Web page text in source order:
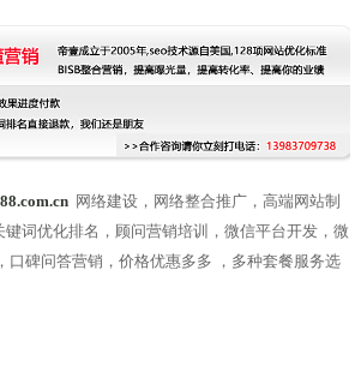
网络建设，网络整合推广，高端网站制
词优化排名，顾问营销培训，微信平台开发，微
口碑问答营销，价格优惠多多 ，多种套餐服务选